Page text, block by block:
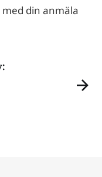
din anmäla